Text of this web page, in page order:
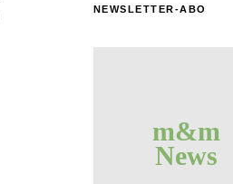
NEWSLETTER-ABO
m&m
News